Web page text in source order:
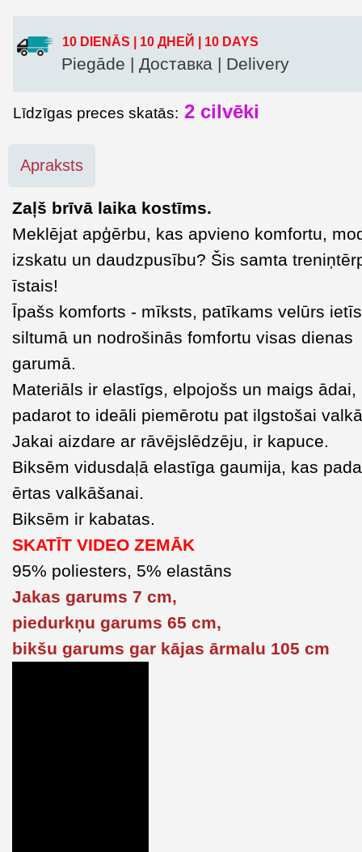
10 DIENĀS | 10 ДНЕЙ | 10 DAYS
Piegāde | Доставка | Delivery
Līdzīgas preces skatās: 2 cilvēki
Apraksts
Zaļš brīvā laika kostīms.
Meklējat apģērbu, kas apvieno komfortu,
izskatu un daudzpusību? Šis samta
īstais!
Īpašs komforts - mīksts, patīkams velūrs
siltumā un nodrošinās fomfortu visas dienas
garumā.
Materiāls ir elastīgs, elpojošs un maigs ādai,
padarot to ideāli piemērotu pat ilgstošai
Jakai aizdare ar rāvējslēdzēju, ir kapuce.
Biksēm vidusdaļā elastīga gaumija, kas
ērtas valkāšanai.
Biksēm ir kabatas.
SKATĪT VIDEO ZEMĀK
95% poliesters, 5% elastāns
Jakas garums 7 cm,
piedurkņu garums 65 cm,
bikšu garums gar kājas ārmalu 105 cm